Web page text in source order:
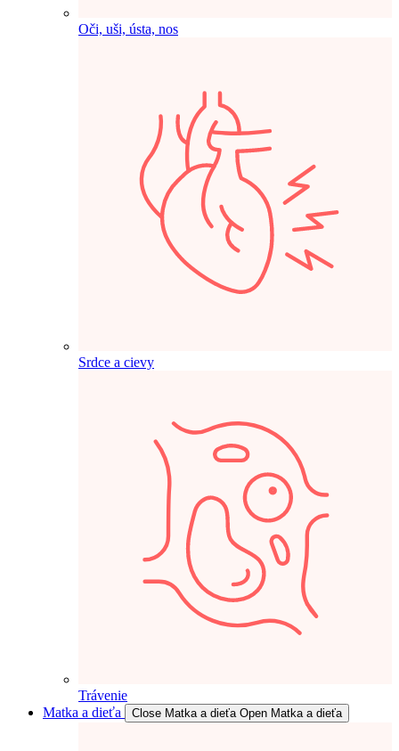
Oči, uši, ústa, nos
Srdce a cievy
Trávenie
Matka a dieťa
Close Matka a dieťa Open Matka a dieťa